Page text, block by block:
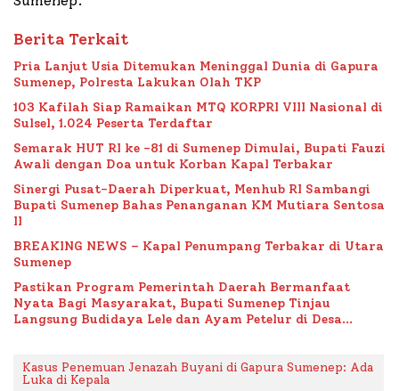
Berita Terkait
Pria Lanjut Usia Ditemukan Meninggal Dunia di Gapura
Sumenep, Polresta Lakukan Olah TKP
103 Kafilah Siap Ramaikan MTQ KORPRI VIII Nasional di
Sulsel, 1.024 Peserta Terdaftar
Semarak HUT RI ke -81 di Sumenep Dimulai, Bupati Fauzi
Awali dengan Doa untuk Korban Kapal Terbakar
Sinergi Pusat-Daerah Diperkuat, Menhub RI Sambangi
Bupati Sumenep Bahas Penanganan KM Mutiara Sentosa
II
BREAKING NEWS – Kapal Penumpang Terbakar di Utara
Sumenep
Pastikan Program Pemerintah Daerah Bermanfaat
Nyata Bagi Masyarakat, Bupati Sumenep Tinjau
Langsung Budidaya Lele dan Ayam Petelur di Desa
Kasus Penemuan Jenazah Buyani di Gapura Sumenep: Ada
Luka di Kepala